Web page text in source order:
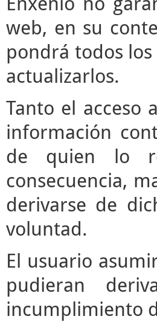
web, en su
pondrá todos
actualizarlos.
Tanto el acceso
información
de quien lo
consecuencia,
derivarse de
voluntad.
El usuario
pudieran
incumplimiento